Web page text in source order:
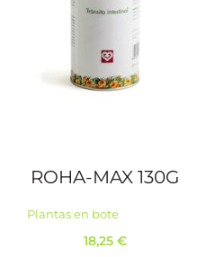
ROHA-MAX 130G
Plantas en bote
18,25 €